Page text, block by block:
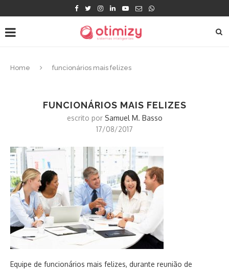
Home funcionários mais felizes
FUNCIONÁRIOS MAIS FELIZES
escrito por Samuel M. Basso
17/08/2017
Equipe de funcionários mais felizes, durante reunião de